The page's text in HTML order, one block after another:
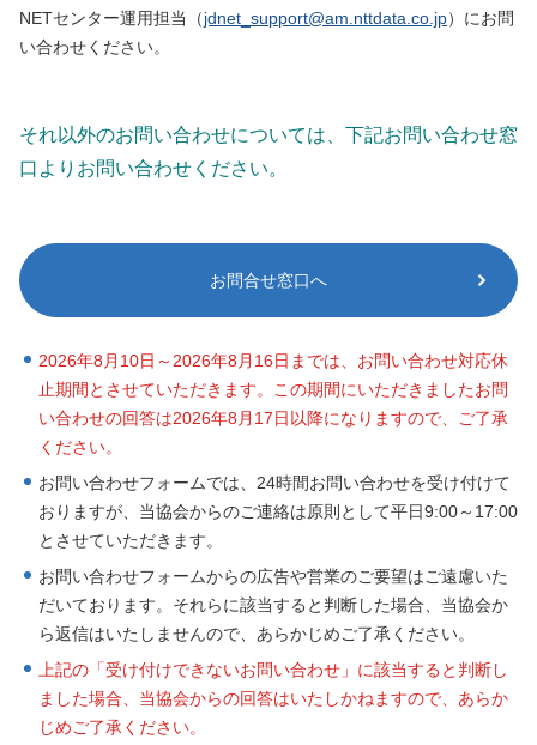
NETセンター運用担当（jdnet_support@am.nttdata.co.jp）にお問
い合わせください。
それ以外のお問い合わせについては、下記お問い合わせ窓
口よりお問い合わせください。
お問合せ窓口へ
2026年8月10日～2026年8月16日までは、お問い合わせ対応休
止期間とさせていただきます。この期間にいただきましたお問
い合わせの回答は2026年8月17日以降になりますので、ご了承
ください。
お問い合わせフォームでは、24時間お問い合わせを受け付けて
おりますが、当協会からのご連絡は原則として平日9:00～17:00
とさせていただきます。
お問い合わせフォームからの広告や営業のご要望はご遠慮いた
だいております。それらに該当すると判断した場合、当協会か
ら返信はいたしませんので、あらかじめご了承ください。
上記の「受け付けできないお問い合わせ」に該当すると判断し
ました場合、当協会からの回答はいたしかねますので、あらか
じめご了承ください。